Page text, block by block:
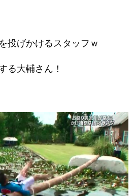
投げかけるスタッフｗ
る大輔さん！